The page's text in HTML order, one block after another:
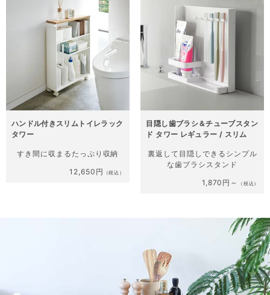
ハンドル付きスリムトイレラック
タワー
すき間に収まる たっぷり収納
12,650円
（税込）
目隠し歯ブラシ＆チューブスタン
ド タワー レギュラー / スリム
裏返して目隠しできる シンプル
な歯ブラシスタンド
1,870円～
（税込）